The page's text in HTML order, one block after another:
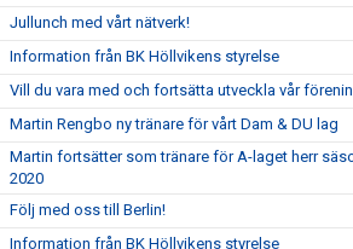
Jullunch med vårt nätverk!
Information från BK Höllvikens styrelse
Vill du vara med och fortsätta utveckla vår
Martin Rengbo ny tränare för vårt Dam & DU lag
Martin fortsätter som tränare för A-laget herr
2020
Följ med oss till Berlin!
Information från BK Höllvikens styrelse